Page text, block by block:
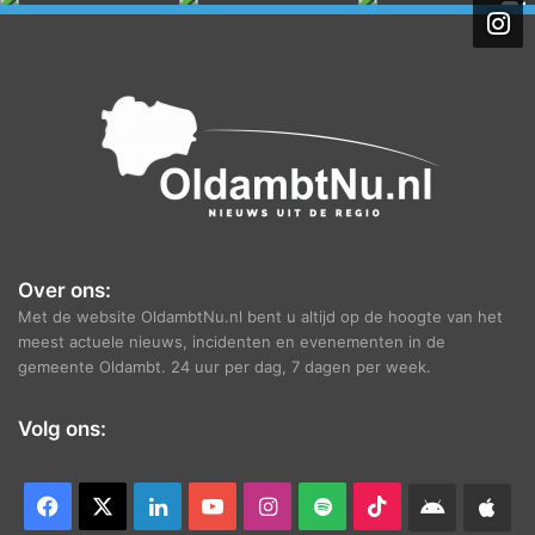
Over ons:
Met de website OldambtNu.nl bent u altijd op de hoogte van het
meest actuele nieuws, incidenten en evenementen in de
gemeente Oldambt. 24 uur per dag, 7 dagen per week.
Volg ons:
Facebook LinkedInYouTubeInstagram
Spotify TikTokAndroid